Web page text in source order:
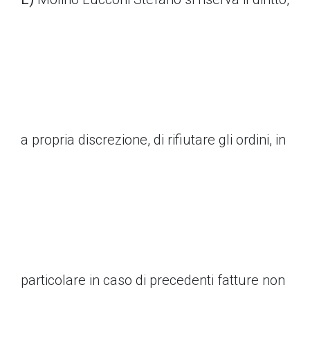
a propria discrezione, di rifiutare gli ordini, in
particolare in caso di precedenti fatture non